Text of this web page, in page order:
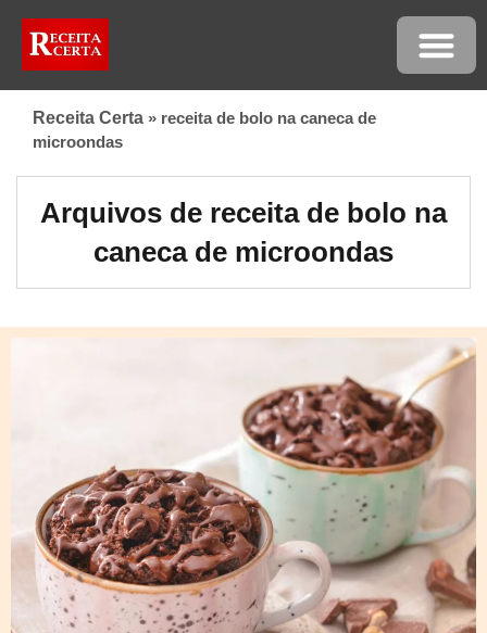
Receita Certa » receita de bolo na caneca de
microondas
Arquivos de receita de bolo na
caneca de microondas